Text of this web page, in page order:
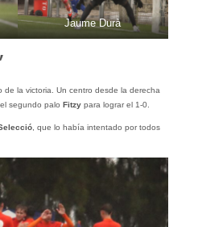
Jaume Durà
de la victoria. Un centro desde la derecha
segundo palo Fitzypara lograr el 1-0.
, que lo había intentado por todos